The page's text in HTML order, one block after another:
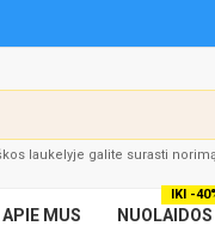
laukelyje galite surasti
APIE MUS NUOLAIDOS
IKI -